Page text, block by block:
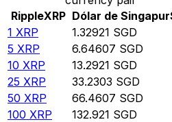
RippleXRP Dólar de Singapur
1 XRP 1.32921 SGD
5 XRP 6.64607 SGD
10 XRP 13.2921 SGD
25 XRP 33.2303 SGD
50 XRP 66.4607 SGD
100 XRP 132.921 SGD